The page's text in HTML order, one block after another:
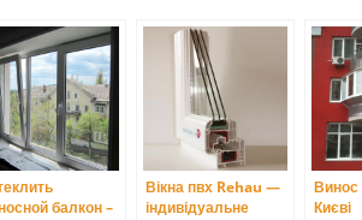
балкон –
Вікна пвх Rehau —
індивідуальне
Винос
Києві